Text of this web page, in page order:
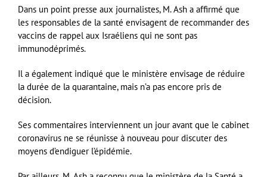
Dans un point presse aux journalistes, M. Ash a affirmé que
les responsables de la santé envisagent de recommander des
vaccins de rappel aux Israéliens qui ne sont pas
immunodéprimés.
Il a également indiqué que le ministère envisage de réduire
la durée de la quarantaine, mais n’a pas encore pris de
décision.
Ses commentaires interviennent un jour avant que le cabinet
coronavirus ne se réunisse à nouveau pour discuter des
moyens d’endiguer l’épidémie.